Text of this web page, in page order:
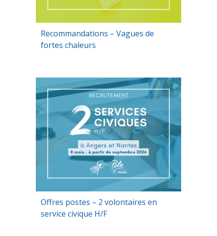
Recommandations – Vagues de
fortes chaleurs
Offres postes – 2 volontaires en
service civique H/F